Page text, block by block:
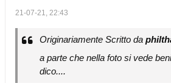
21-07-21, 22:43
Originariamente Scritto da
a parte che nella foto si vede
dico....